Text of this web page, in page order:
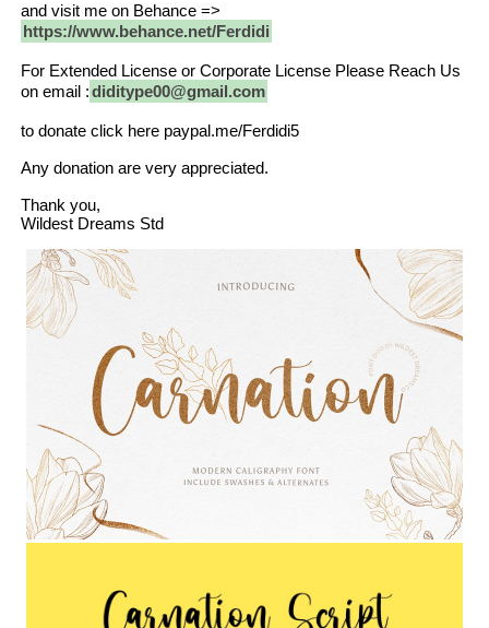
and visit me on Behance =>
https://www.behance.net/Ferdidi
For Extended License or Corporate License Please Reach Us
on email :diditype00@gmail.com
to donate click here paypal.me/Ferdidi5
Any donation are very appreciated.
Thank you,
Wildest Dreams Std